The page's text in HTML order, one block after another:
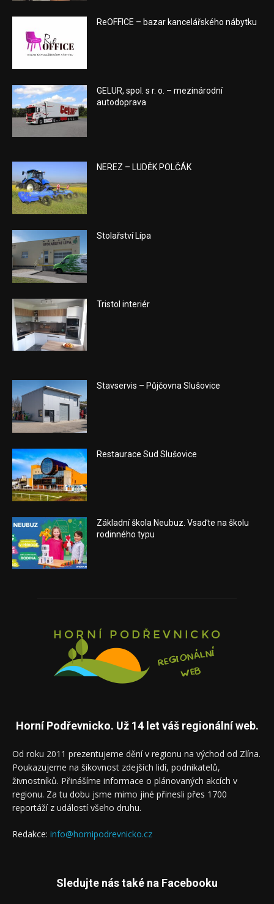
ReOFFICE – bazar kancelářského nábytku
GELUR, spol. s r. o. – mezinárodní
autodoprava
NEREZ – LUDĚK POLČÁK
Stolařství Lípa
Tristol interiér
Stavservis – Půjčovna Slušovice
Restaurace Sud Slušovice
Základní škola Neubuz. Vsaďte na školu
rodinného typu
Horní Podřevnicko. Už 14 let váš regionální web.
Od roku 2011 prezentujeme dění v regionu na východ od Zlína.
Poukazujeme na šikovnost zdejších lidí, podnikatelů,
živnostníků. Přinášíme informace o plánovaných akcích v
regionu. Za tu dobu jsme mimo jiné přinesli přes 1700
reportáží z událostí všeho druhu.
Redakce: info@hornipodrevnicko.cz
Sledujte nás také na Facebooku